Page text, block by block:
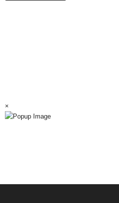
×